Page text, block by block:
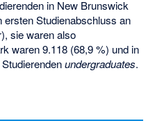
in New Brunswick
ersten Studienabschluss an
sie waren also
waren 9.118 (68,9 %) und in
undergraduates.